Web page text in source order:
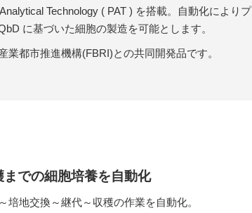
Technology ( PAT ) を搭載。自動化によりプ
に基づいた細胞の製造を可能とします。
業都市推進機構(FBRI)との共同開発品です。
での細胞培養を自動化
培地交換～継代～収穫の作業を自動化。